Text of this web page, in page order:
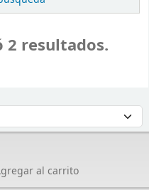
2 resultados.
al carrito